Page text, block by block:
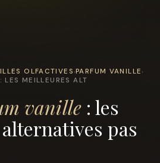
OLFACTIVES ›PARFUM VANILLE ›
LES MEILLEURES ALT
vanille : les
pas